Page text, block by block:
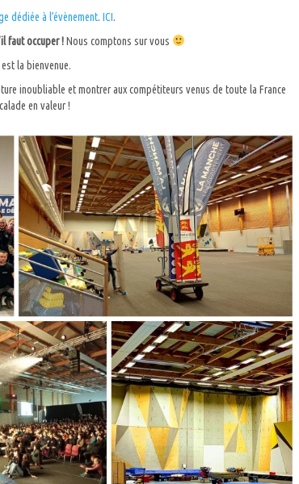
dédiée à l’évènement. ICI.
faut occuper !Nous comptons sur vous
la bienvenue.
inoubliable et montrer aux compétiteurs venus de toute la France
en valeur !